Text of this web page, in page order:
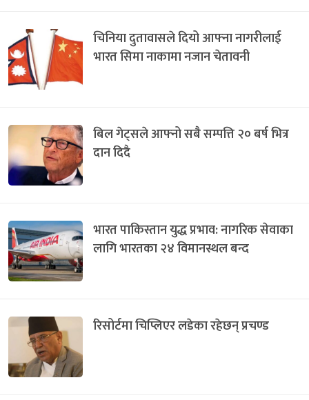
चिनिया दुतावासले दियो आफ्ना नागरीलाई
भारत सिमा नाकामा नजान चेतावनी
बिल गेट्सले आफ्नो सबै सम्पत्ति २० बर्ष भित्र
दान दिदै
भारत पाकिस्तान युद्ध प्रभाव: नागरिक सेवाका
लागि भारतका २४ विमानस्थल बन्द
रिसोर्टमा चिप्लिएर लडेका रहेछन् प्रचण्ड